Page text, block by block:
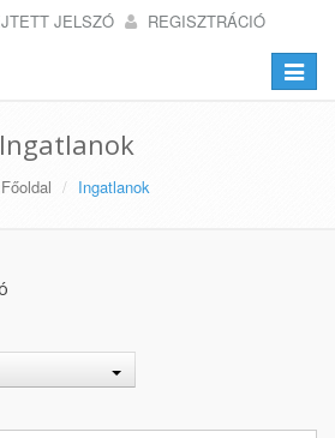
JELSZÓ REGISZTRÁCIÓ
Toggle
Ingatlanok
Főoldal Ingatlanok